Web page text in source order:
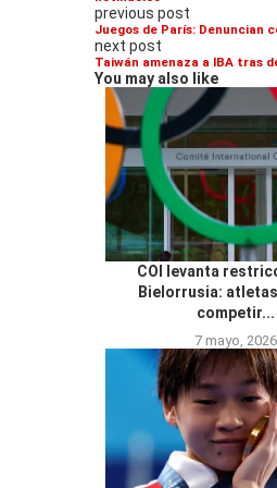
previous post
Juegos de París: Denuncian
next post
Taiwán amenaza a IBA tras
You may also like
COI levanta
Bielorrusia:
competir...
7 mayo, 2026